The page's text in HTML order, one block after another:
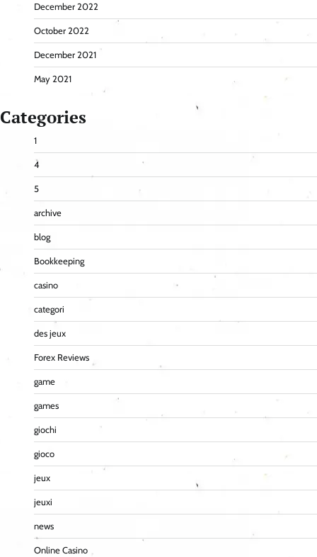
December 2022
October 2022
December 2021
May 2021
Categories
1
4
5
archive
blog
Bookkeeping
casino
categori
des jeux
Forex Reviews
game
games
giochi
gioco
jeux
jeuxi
news
Online Casino